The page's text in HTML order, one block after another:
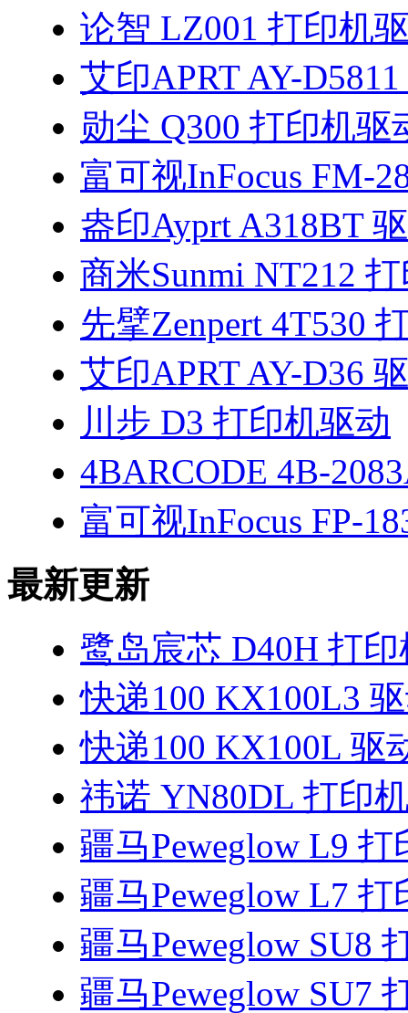
论智 LZ001 打印机
艾印APRT AY-
勋尘 Q300 打印机驱
富可视InFocus FM-
盎印Ayprt A318BT
商米Sunmi NT212
先擘Zenpert 4T530
艾印APRT AY-D36
川步 D3 打印机驱动
4BARCODE 4B-
富可视InFocus FP-
最新更新
鹭岛宸芯 D40H 打
快递100 KX100L3
快递100 KX100L 驱
祎诺 YN80DL 打印
疆马Peweglow L9
疆马Peweglow L7
疆马Peweglow SU8
疆马Peweglow SU7